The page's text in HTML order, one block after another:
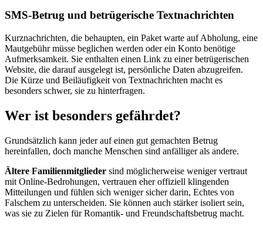
SMS-Betrug und betrügerische Textnachrichten
Kurznachrichten, die behaupten, ein Paket warte auf Abholung, eine
Mautgebühr müsse beglichen werden oder ein Konto benötige
Aufmerksamkeit. Sie enthalten einen Link zu einer betrügerischen
Website, die darauf ausgelegt ist, persönliche Daten abzugreifen.
Die Kürze und Beiläufigkeit von Textnachrichten macht es
besonders schwer, sie zu hinterfragen.
Wer ist besonders gefährdet?
Grundsätzlich kann jeder auf einen gut gemachten Betrug
hereinfallen, doch manche Menschen sind anfälliger als andere.
Ältere Familienmitglieder sind möglicherweise weniger vertraut
mit Online-Bedrohungen, vertrauen eher offiziell klingenden
Mitteilungen und fühlen sich weniger sicher darin, Echtes von
Falschem zu unterscheiden. Sie können auch stärker isoliert sein,
was sie zu Zielen für Romantik- und Freundschaftsbetrug macht.